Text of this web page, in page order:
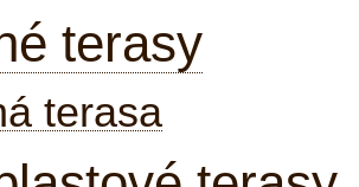
terasy